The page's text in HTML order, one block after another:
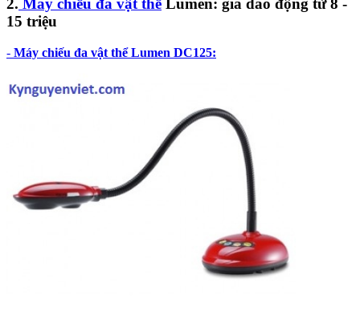
2. Máy chiếu đa vật thể Lumen: giá dao động từ8 -
15 triệu
- Máy chiếu đa vật thể Lumen DC125: